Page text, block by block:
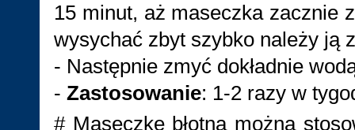
15 minut, aż maseczka zacznie
wysychać zbyt szybko należy ją
- Następnie zmyć dokładnie
- Zastosowanie: 1-2 razy w
# Maseczkę błotna można